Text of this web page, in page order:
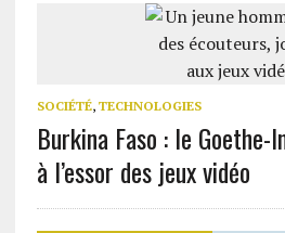
SOCIÉTÉ, TECHNOLOGIES
Burkina Faso : le
à l’essor des jeux vidéo